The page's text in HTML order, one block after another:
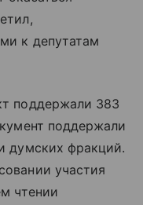
к депутатам
поддержали 383
поддержали
думских фракций.
участия
чтении